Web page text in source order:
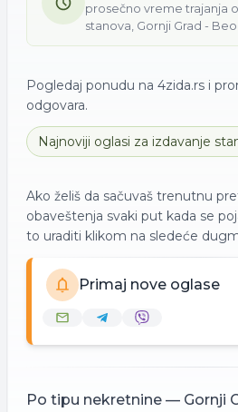
prosečno vreme trajanja
stanova, Gornji Grad -
Pogledaj ponudu na 4zida.rs i
odgovara.
Najnoviji oglasi za izdavanje
Ako želiš da sačuvaš trenutnu
obaveštenja svaki put kada se
to uraditi klikom na sledeće
Primaj nove oglase
Po tipu nekretnine — Gornji